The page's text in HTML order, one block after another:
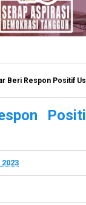
Beri Respon Positif